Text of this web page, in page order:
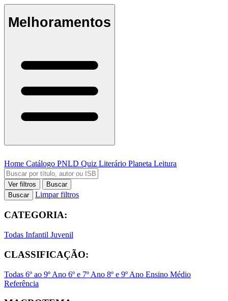
Melhoramentos
Home Catálogo PNLD Quiz Literário Planeta Leitura
Ver filtros
Buscar
Buscar
Limpar filtros
CATEGORIA:
Todas Infantil Juvenil
CLASSIFICAÇÃO:
Todas 6º ao 9º Ano 6º e 7º Ano 8º e 9º Ano Ensino Médio
Referência